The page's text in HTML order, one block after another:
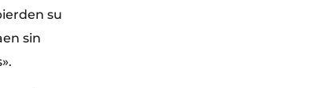
su
sin